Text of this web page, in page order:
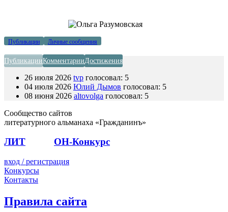
Публикации Личные сообщения
ПубликацииКомментарииДостижения
26 июля 2026 tvp голосовал: 5
04 июля 2026 Юлий Дымов голосовал: 5
08 июня 2026 altovolga голосовал: 5
Сообщество сайтов
литературного альманаха «Гражданинъ»
ЛИТ ОН-Конкурс
вход / регистрация
Конкурсы
Контакты
Правила сайта